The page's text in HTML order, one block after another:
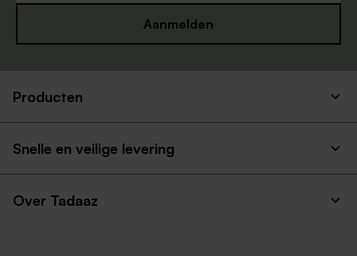
Aanmelden
Producten
Snelle en veilige levering
Over Tadaaz